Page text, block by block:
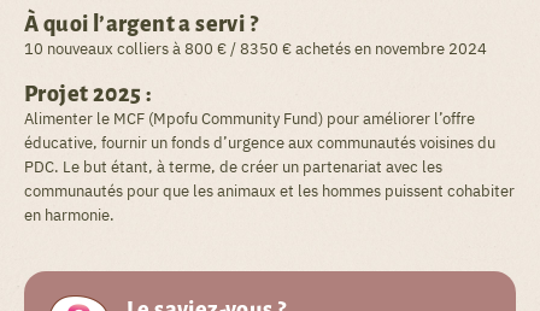
À quoi l’argent a servi ?
10 nouveaux colliers à 800 € / 8350 € achetés en novembre 2024
Projet 2025 :
Alimenter le MCF (Mpofu Community Fund) pour améliorer l’offre
éducative, fournir un fonds d’urgence aux communautés voisines du
PDC. Le but étant, à terme, de créer un partenariat avec les
communautés pour que les animaux et les hommes puissent cohabiter
en harmonie.